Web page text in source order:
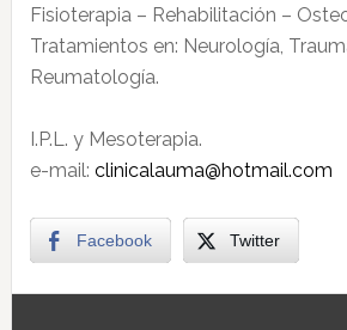
Fisioterapia – Rehabilitación –
Tratamientos en: Neurología,
Reumatología.
I.P.L. y Mesoterapia.
e-mail: clinicalauma@hotmail.com
Facebook Twitter